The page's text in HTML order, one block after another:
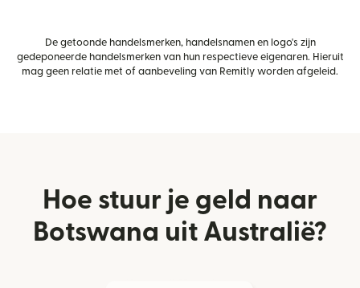
De getoonde handelsmerken, handelsnamen en logo's zijn
gedeponeerde handelsmerken van hun respectieve eigenaren. Hieruit
mag geen relatie met of aanbeveling van Remitly worden afgeleid.
Hoe stuur je geld naar
Botswana uit Australië?